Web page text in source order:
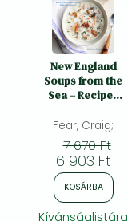
New England
Soups from the
Sea – Recipes
Bisques, Boils,
Stews, and
Classic Seafood
Medleys:
Recipes for
Chowders,
Bisques, Boils,
Fear, Craig;
7 670 Ft
6 903 Ft
KOSÁRBA
Kívánságlistára